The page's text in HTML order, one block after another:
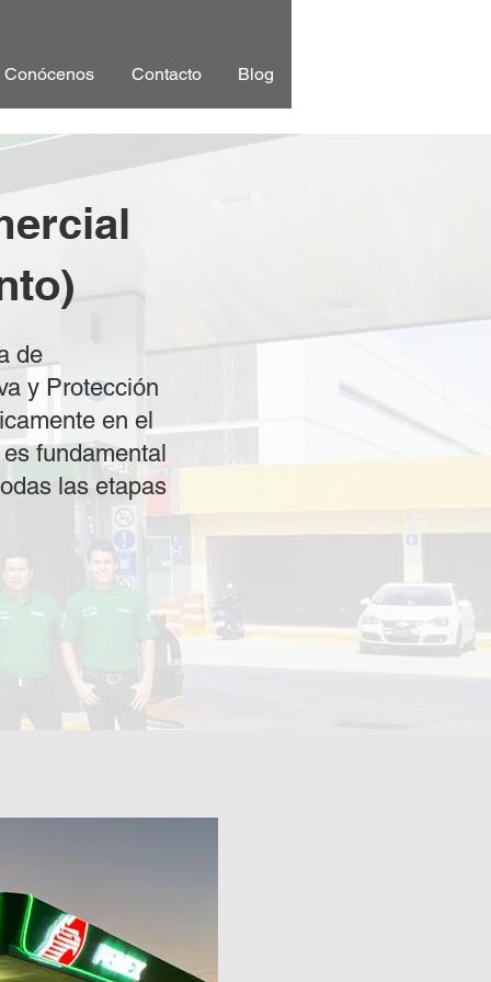
Conócenos Contacto Blog
de
y Protección
en el
fundamental
las etapas